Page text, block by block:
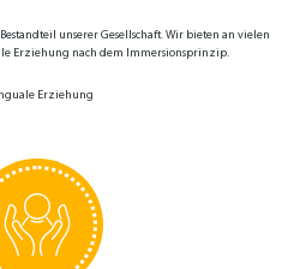
unserer Gesell­schaft. Wir bieten an vielen
Erziehung nach dem Immersions­prinzip.
Erziehung